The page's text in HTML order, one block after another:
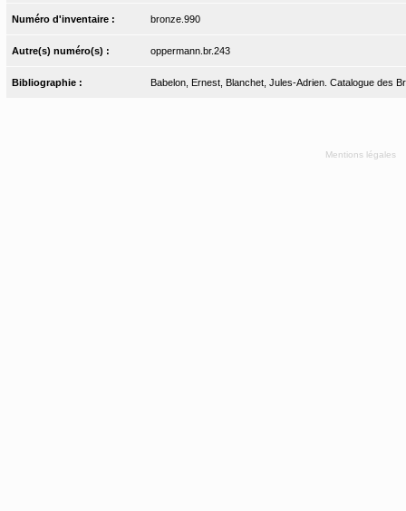
Numéro d'inventaire : bronze.990
Autre(s) numéro(s) : oppermann.br.243
Bibliographie : Babelon, Ernest, Blanchet, Jules-Adrien. Catalogue des
Mentions légales